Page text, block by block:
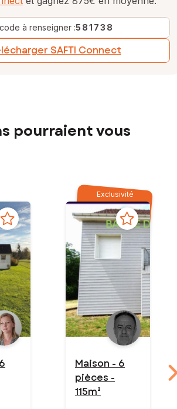
à renseigner :581738
SAFTI Connect
pourraient vous
Exclusivité
Maison - 6
pièces -
115m²